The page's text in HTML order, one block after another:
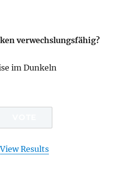
verwechslungsfähig?
im Dunkeln
View Results